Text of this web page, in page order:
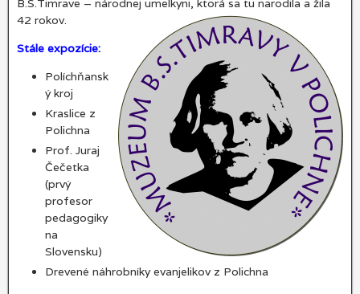
B.S.Timrave – národnej umelkyni, ktorá sa tu narodila a žila
42 rokov.
Stále expozície:
Políchňansk
ý kroj
Kraslice z
Polichna
Prof. Juraj
Čečetka
(prvý
profesor
pedagogiky
na
Slovensku)
Drevené náhrobníky evanjelikov z Polichna